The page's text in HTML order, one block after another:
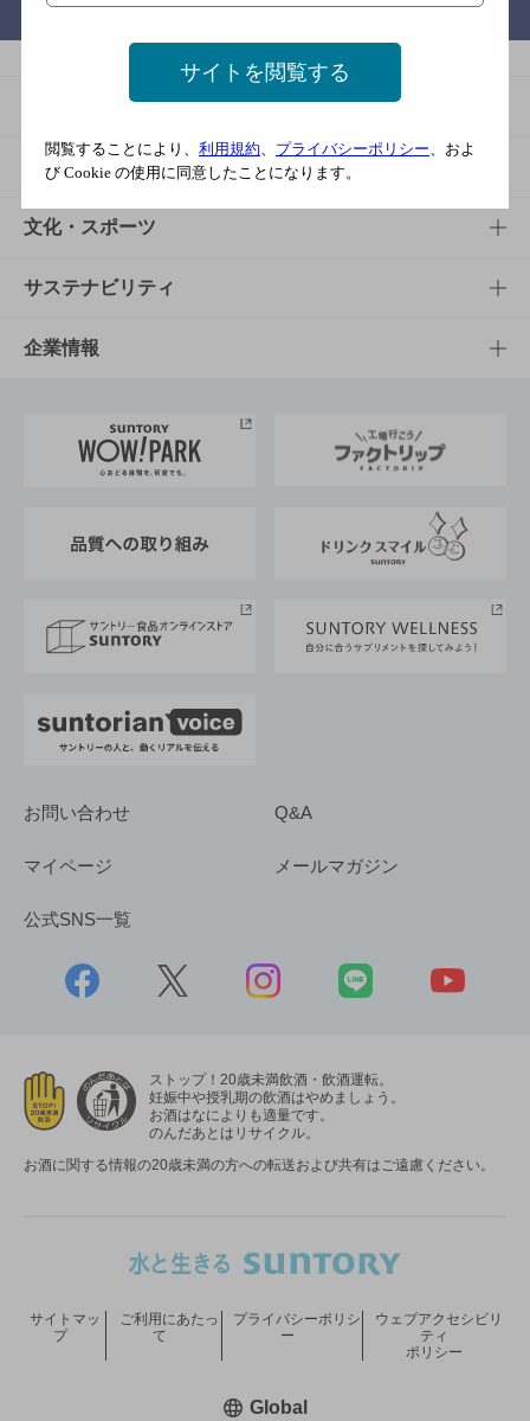
商品TOP
商品一覧
商品発売情報
栄養成分一覧
知る・楽しむ
知る・楽しむTOP
キャンペーン
工場見学
地域情報
文化・スポーツ
文化・スポーツTOP
サントリーホール
サントリーサンバーズ大阪
サステナビリティ
サステナビリティTOP
サントリーが考えるサステナビリティ経営
企業情報
企業概要
採用情報
お問い合わせ Q&A
マイページ メールマガジン
公式SNS一覧
ストップ！20歳未満飲酒・飲酒運転。
妊娠中や授乳期の飲酒はやめましょう。
お酒はなによりも適量です。
のんだあとはリサイクル。
お酒に関する情報の20歳未満の方への転送および共有はご遠慮ください。
サイトマッ
プ
ご利用にあたっ
て
プライバシーポリシ
ー
ウェブアクセシビリ
ティ
ポリシー
Global新しいウィンドウで開く
サイトを閲覧する
閲覧することにより、 利用規約 プライバシーポリシー 、およ
び Cookie の使用に同意したことになります。